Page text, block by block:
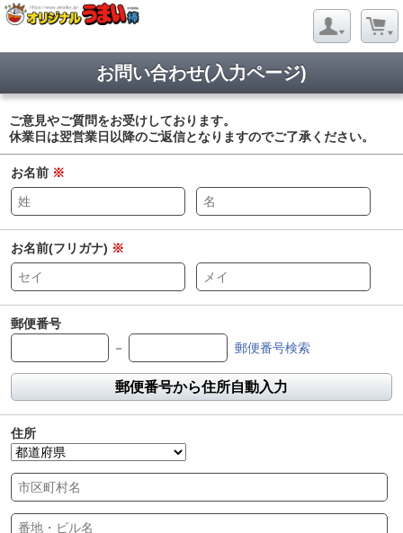
お問い合わせ(入力ページ)
ご意見やご質問をお受けしております。
休業日は翌営業日以降のご返信となりますのでご了承ください。
お名前 ※
お名前(フリガナ) ※
郵便番号
－
郵便番号検索
郵便番号から住所自動入力
住所